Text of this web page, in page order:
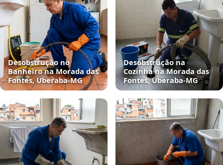
Desobstrução no
Banheiro na Morada das
Fontes, Uberaba‑MG
Desobstrução na
Cozinha na Morada das
Fontes, Uberaba‑MG